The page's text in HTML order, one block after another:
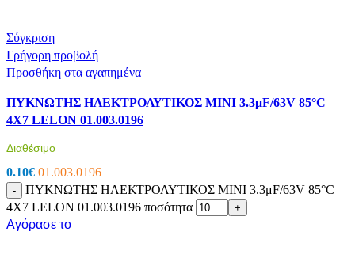
Σύγκριση
Γρήγορη προβολή
Προσθήκη στα αγαπημένα
ΠΥΚΝΩΤΗΣ ΗΛΕΚΤΡΟΛΥΤΙΚΟΣ MINI 3.3μF/63V 85°C
4X7 LELON 01.003.0196
Διαθέσιμο
0.10€ 01.003.0196
-
ΠΥΚΝΩΤΗΣ ΗΛΕΚΤΡΟΛΥΤΙΚΟΣ MINI 3.3μF/63V 85°C
4X7 LELON 01.003.0196 ποσότητα
+
Αγόρασε το